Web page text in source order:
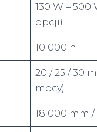
130 W –
opcji)
10 000 h
20 / 25 / 30
mocy)
18 000 mm